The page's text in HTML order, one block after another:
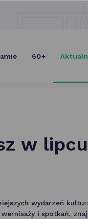
60+
w lipcu
wydarzeń
i spotkań,